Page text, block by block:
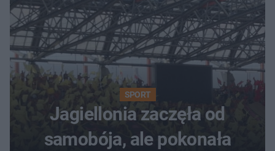
SPORT
Jagiellonia zaczęła od
samobója, ale pokonała